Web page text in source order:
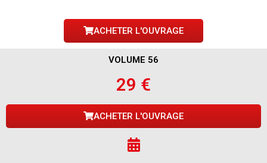
ACHETER L'OUVRAGE
VOLUME 56
29 €
ACHETER L'OUVRAGE